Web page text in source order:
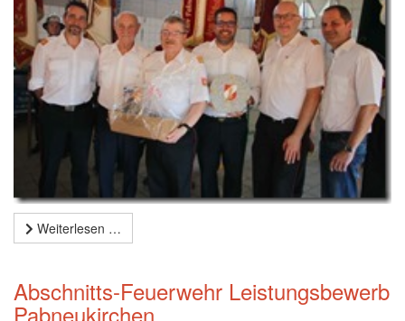
Weiterlesen …
Abschnitts-Feuerwehr Leistungsbewerb
Pabneukirchen